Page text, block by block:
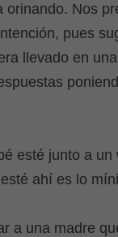
Nos
pues
llevado en
esté junto a
ahí es lo
a una madre